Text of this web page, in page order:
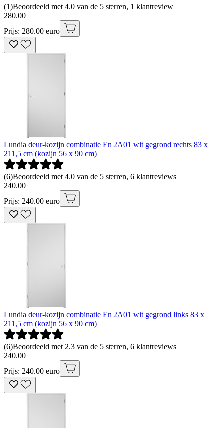
(1)Beoordeeld met 4.0 van de 5 sterren, 1 klantreview
280.00
Prijs: 280.00 euro
Lundia deur-kozijn combinatie En 2A01 wit gegrond rechts 83 x
211,5 cm (kozijn 56 x 90 cm)
(6)Beoordeeld met 4.0 van de 5 sterren, 6 klantreviews
240.00
Prijs: 240.00 euro
Lundia deur-kozijn combinatie En 2A01 wit gegrond links 83 x
211,5 cm (kozijn 56 x 90 cm)
(6)Beoordeeld met 2.3 van de 5 sterren, 6 klantreviews
240.00
Prijs: 240.00 euro